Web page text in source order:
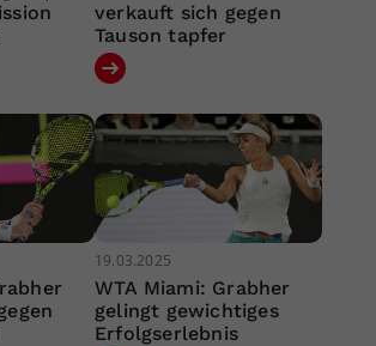
verkauft sich gegen
Tauson tapfer
19.03.2025
WTA Miami: Grabher
gelingt gewichtiges
Erfolgserlebnis